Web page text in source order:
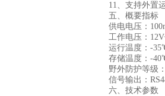
11、支持外置运
五、概要指标
供电电压：
工作电压：12V
运行温度：-
存储温度：-
野外防护等级：
信号输出：
六、技术参数